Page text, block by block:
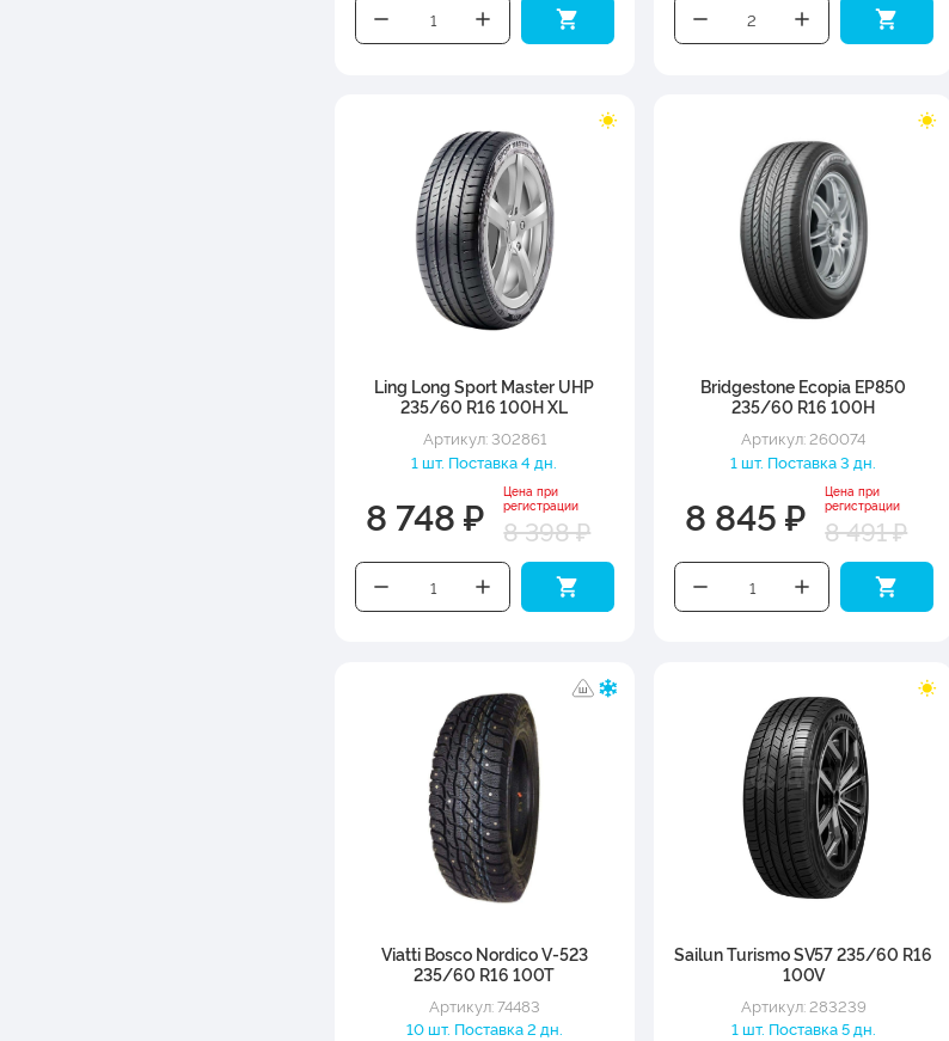
Ling Long Sport Master UHP
235/60 R16 100H XL
Артикул: 302861
1 шт. Поставка 4 дн.
8 748 ₽
Цена при
регистрации
8 398 ₽
Bridgestone Ecopia EP850
235/60 R16 100H
Артикул: 260074
1 шт. Поставка 3 дн.
8 845 ₽
Цена при
регистрации
8 491 ₽
Viatti Bosco Nordico V-523
235/60 R16 100T
Артикул: 74483
10 шт. Поставка 2 дн.
Sailun Turismo SV57 235/60 R16
100V
Артикул: 283239
1 шт. Поставка 5 дн.